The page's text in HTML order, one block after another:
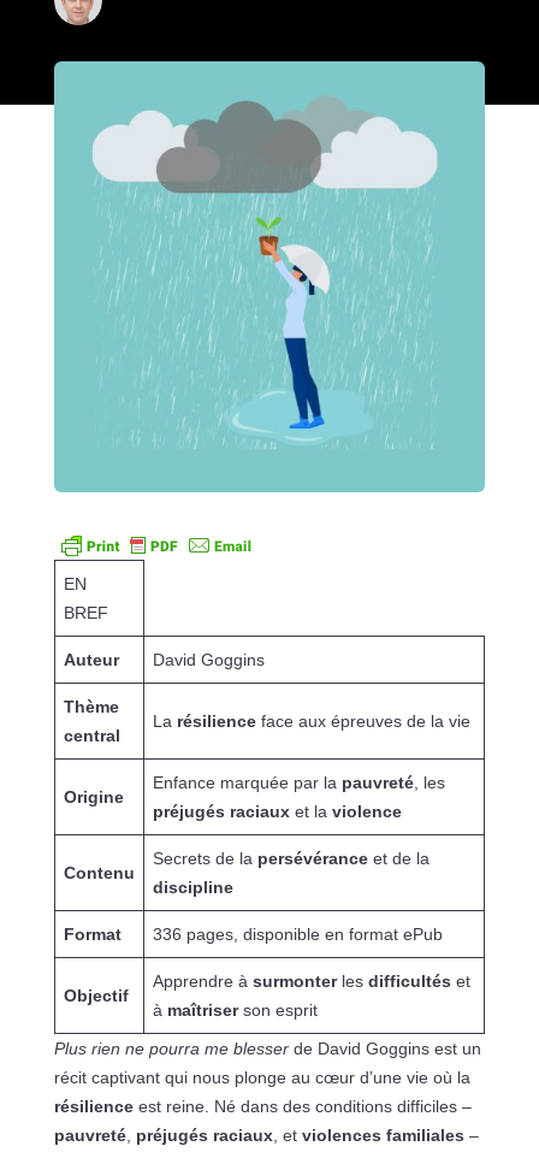
EN
BREF
Auteur David Goggins
Thème
central
La résilienceface aux épreuves de la vie
Origine
Enfance marquée par la pauvreté, les
préjugés raciauxet la violence
Contenu
Secrets de la persévéranceet de la
discipline
Format 336 pages, disponible en format ePub
Objectif
Apprendre à surmonterles difficultés et
à maîtriserson esprit
Plus rien ne pourra me blesserde David Goggins est un
récit captivant qui nous plonge au cœur d’une vie où la
résilienceest reine. Né dans des conditions difficiles –
pauvreté, préjugés raciaux, et violences familiales –